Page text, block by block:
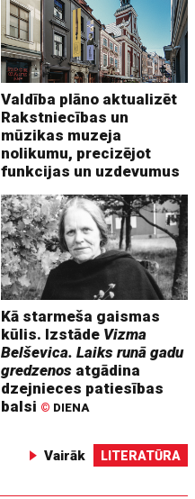
Valdība plāno aktualizēt
Rakstniecības un
mūzikas muzeja
nolikumu, precizējot
funkcijas un uzdevumus
Kā starmeša gaismas
kūlis. Izstāde Vizma
Belševica. Laiks runā gadu
gredzenos atgādina
dzejnieces patiesības
balsi © DIENA
Vairāk LITERATŪRA